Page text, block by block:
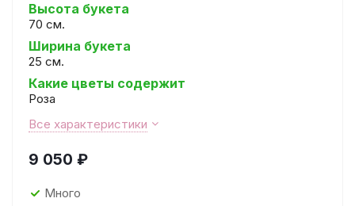
Высота букета
70 см.
Ширина букета
25 см.
Какие цветы содержит
Роза
Все характеристики
9 050 ₽
Много